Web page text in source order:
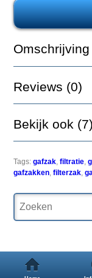
cm
25
micron
Een
Gafzak
een
uit
diverse
druk
geperst
Omschrijving
Reviews (0)
Bekijk ook (7)
Tags: gafzak,filtratie,
gafzakken,filterzak,